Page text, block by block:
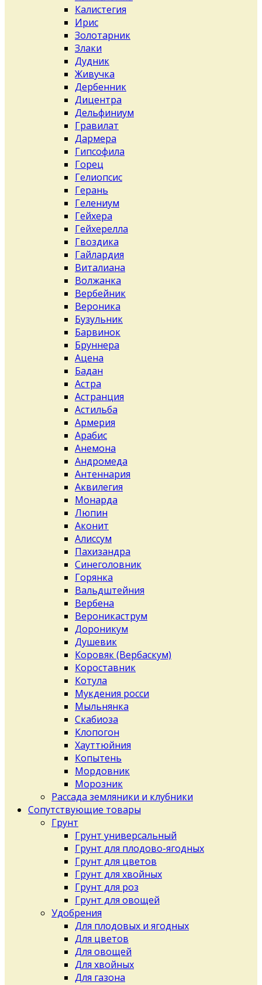
Калистегия
Ирис
Золотарник
Злаки
Дудник
Живучка
Дербенник
Дицентра
Дельфиниум
Гравилат
Дармера
Гипсофила
Горец
Гелиопсис
Герань
Гелениум
Гейхера
Гейхерелла
Гвоздика
Гайлардия
Виталиана
Волжанка
Вербейник
Вероника
Бузульник
Барвинок
Бруннера
Ацена
Бадан
Астра
Астранция
Астильба
Армерия
Арабис
Анемона
Андромеда
Антеннария
Аквилегия
Монарда
Люпин
Аконит
Алиссум
Пахизандра
Синеголовник
Горянка
Вальдштейния
Вербена
Вероникаструм
Дороникум
Душевик
Коровяк (Вербаскум)
Короставник
Котула
Мукдения росси
Мыльнянка
Скабиоза
Клопогон
Хауттюйния
Копытень
Мордовник
Морозник
Рассада земляники и клубники
Сопутствующие товары
Грунт
Грунт универсальный
Грунт для плодово-ягодных
Грунт для цветов
Грунт для хвойных
Грунт для роз
Грунт для овощей
Удобрения
Для плодовых и ягодных
Для цветов
Для овощей
Для хвойных
Для газона